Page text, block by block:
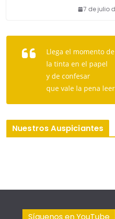
7 de julio
Llega el momento
la tinta en el papel
y de confesar
que vale la pena
Nuestros Auspiciantes